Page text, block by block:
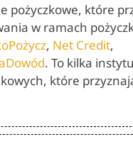
pożyczkowe, które
w ramach
, Net Credit,
. To kilka
które